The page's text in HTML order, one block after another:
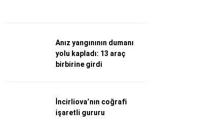
WhatsApp İhbar Hattı
Anız yangınının dumanı
yolu kapladı: 13 araç
birbirine girdi
İncirliova’nın coğrafi
işaretli gururu